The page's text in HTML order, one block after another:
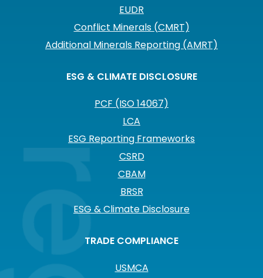
EUDR
Conflict Minerals (CMRT)
Additional Minerals Reporting (AMRT)
ESG & CLIMATE DISCLOSURE
PCF (ISO 14067)
LCA
ESG Reporting Frameworks
CSRD
CBAM
BRSR
ESG & Climate Disclosure
TRADE COMPLIANCE
USMCA